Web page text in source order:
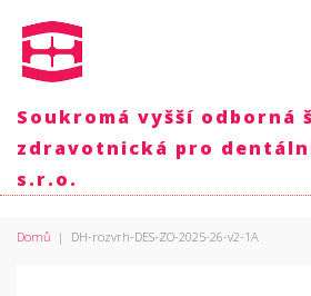
Soukromá vyšší odborná
zdravotnická pro
s.r.o.
Domů | DH-rozvrh-DES-ZO-2025-26-v2-1A